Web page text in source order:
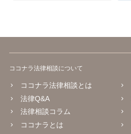
ココナラ法律相談について
ココナラ法律相談とは
法律Q&A
法律相談コラム
ココナラとは